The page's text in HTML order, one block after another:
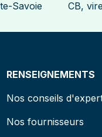
Savoie CB,
RENSEIGNEMENTS
Nos conseils
Nos fournisseurs